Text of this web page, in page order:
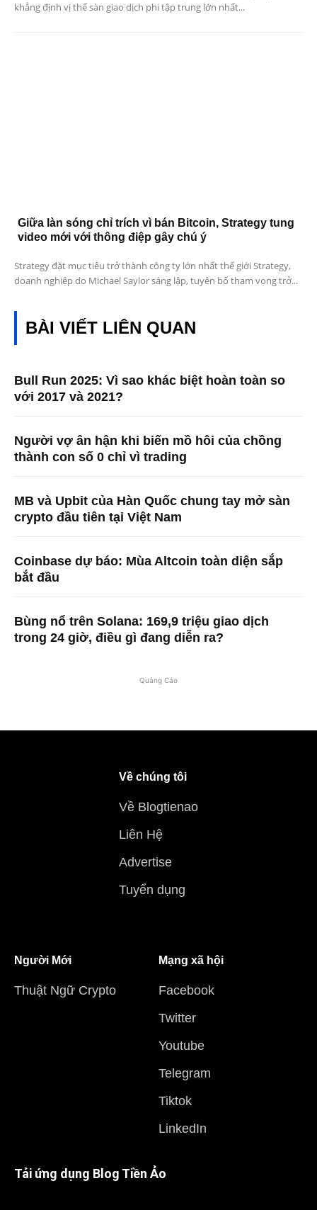
khẳng định vị thế sàn giao dịch phi tập trung lớn nhất...
Giữa làn sóng chỉ trích vì bán Bitcoin, Strategy tung
video mới với thông điệp gây chú ý
Strategy đặt mục tiêu trở thành công ty lớn nhất thế giới Strategy,
doanh nghiệp do Michael Saylor sáng lập, tuyên bố tham vọng trở...
BÀI VIẾT LIÊN QUAN
Bull Run 2025: Vì sao khác biệt hoàn toàn so
với 2017 và 2021?
Người vợ ân hận khi biến mồ hôi của chồng
thành con số 0 chỉ vì trading
MB và Upbit của Hàn Quốc chung tay mở sàn
crypto đầu tiên tại Việt Nam
Coinbase dự báo: Mùa Altcoin toàn diện sắp
bắt đầu
Bùng nổ trên Solana: 169,9 triệu giao dịch
trong 24 giờ, điều gì đang diễn ra?
Quảng Cáo
Về chúng tôi
Về Blogtienao
Liên Hệ
Advertise
Tuyển dụng
Người Mới
Thuật Ngữ Crypto
Mạng xã hội
Facebook
Twitter
Youtube
Telegram
Tiktok
LinkedIn
Tải ứng dụng Blog Tiền Ảo